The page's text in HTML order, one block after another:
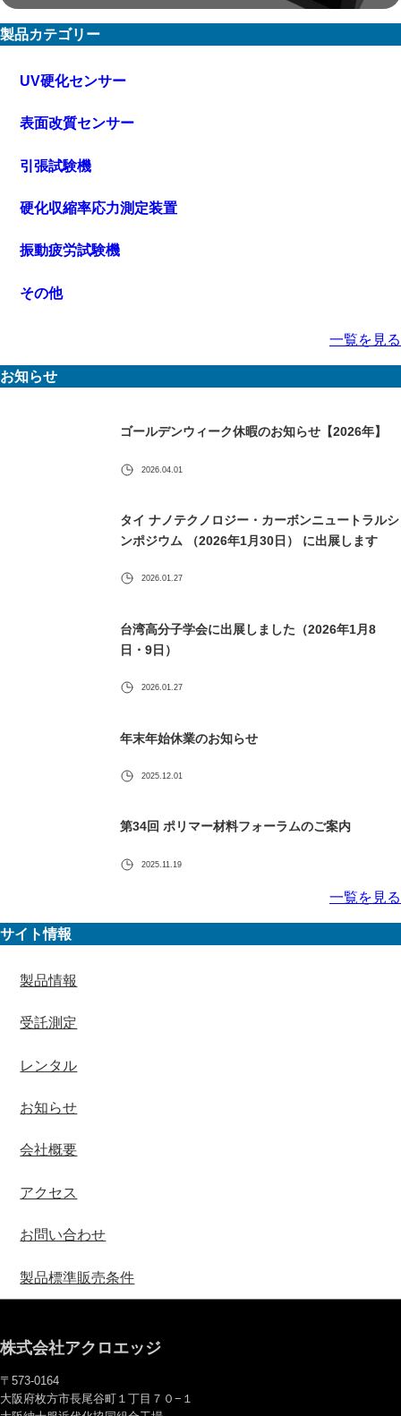
製品カテゴリー
UV硬化センサー
表面改質センサー
引張試験機
硬化収縮率応力測定装置
振動疲労試験機
その他
一覧を見る
お知らせ
ゴールデンウィーク休暇のお知らせ【2026年】
2026.04.01
タイ ナノテクノロジー・カーボンニュートラルシ
ンポジウム （2026年1月30日） に出展します
2026.01.27
台湾高分子学会に出展しました（2026年1月8
日・9日）
2026.01.27
年末年始休業のお知らせ
2025.12.01
第34回 ポリマー材料フォーラムのご案内
2025.11.19
一覧を見る
サイト情報
製品情報
受託測定
レンタル
お知らせ
会社概要
アクセス
お問い合わせ
製品標準販売条件
株式会社アクロエッジ
〒573-0164
大阪府枚方市長尾谷町１丁目７０−１